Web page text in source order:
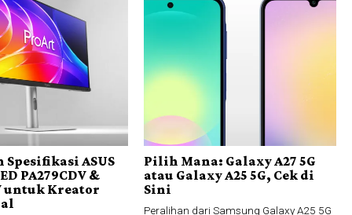
Spesifikasi ASUS
PA279CDV &
untuk Kreator
Pilih Mana: Galaxy A27 5G
atau Galaxy A25 5G, Cek di
Sini
Peralihan dari Samsung Galaxy A25 5G